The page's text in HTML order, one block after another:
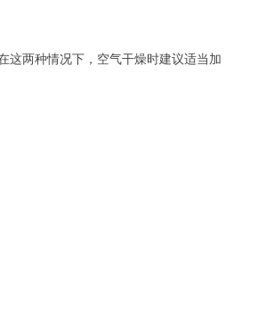
这两种情况下，空气干燥时建议适当加